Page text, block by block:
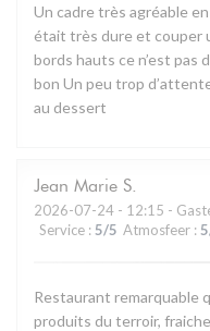
Un cadre très agréable
était très dure et couper
bords hauts ce n’est pas
bon Un peu trop
au dessert
Jean Marie S
2026-07-24 - 12:15 -
Service : 5/5 Atmosfeer : 5
Restaurant remarquable
produits du terroir,